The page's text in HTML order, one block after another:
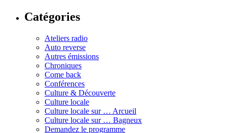
Catégories
Ateliers radio
Auto reverse
Autres émissions
Chroniques
Come back
Conférences
Culture & Découverte
Culture locale
Culture locale sur … Arcueil
Culture locale sur … Bagneux
Demandez le programme